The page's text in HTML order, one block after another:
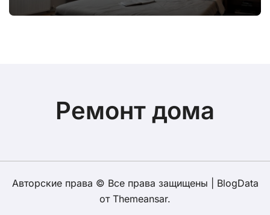
динамичное освещение по
Ремонт дома
Авторские права © Все права защищены
BlogData
от Themeansar.